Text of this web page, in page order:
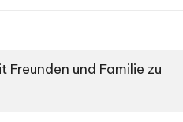
und Familie zu